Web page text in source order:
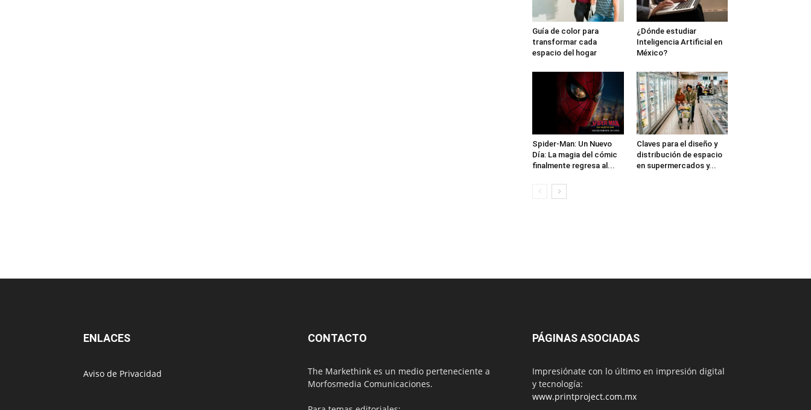
Guía de color para
transformar cada
espacio del hogar
¿Dónde estudiar
Inteligencia Artificial en
México?
Spider-Man: Un Nuevo
Día: La magia del cómic
finalmente regresa al...
Claves para el diseño y
distribución de espacio
en supermercados y...
ENLACES
Aviso de Privacidad
CONTACTO
The Markethink es un medio perteneciente a
Morfosmedia Comunicaciones.
PÁGINAS ASOCIADAS
Impresiónate con lo último en impresión digital
y tecnología:
www.printproject.com.mx